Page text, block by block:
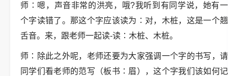
师∶嗯，声音非常的洪亮，哦?我听到有同学说，她有一
个字读错了。那这个字应该读为∶对，木桩，这是一个翘
舌音。来，跟老师一起读-读∶木桩、木桩。
师∶除此之外呢，老师还要为大家强调一个字的书写，请
同学们看老师的范写（板书∶眉），这个字我们该如何记